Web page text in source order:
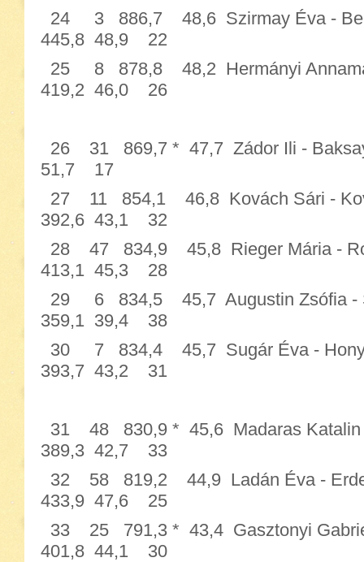
24 3 886,7 48,6 Szirmay Éva
445,8 48,9 22
25 8 878,8 48,2 Hermányi
419,2 46,0 26
26 31 869,7 * 47,7 Zádor Ili -
51,7 17
27 11 854,1 46,8 Kovách Sári
392,6 43,1 32
28 47 834,9 45,8 Rieger Mária
413,1 45,3 28
29 6 834,5 45,7 Augustin Zsófia -
359,1 39,4 38
30 7 834,4 45,7 Sugár Éva -
393,7 43,2 31
31 48 830,9 * 45,6 Madaras
389,3 42,7 33
32 58 819,2 44,9 Ladán Éva
433,9 47,6 25
33 25 791,3 * 43,4 Gasztonyi
401,8 44,1 30